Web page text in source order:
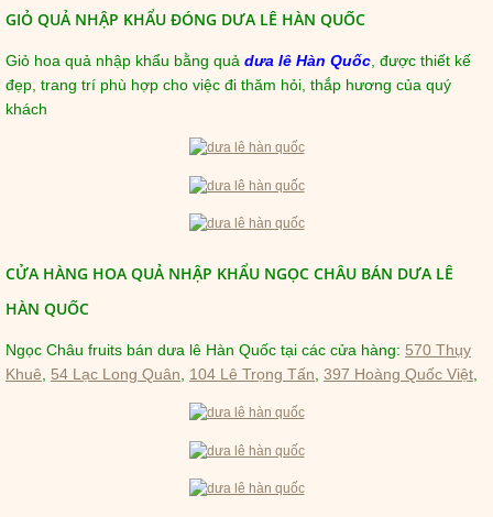
GIỎ QUẢ NHẬP KHẨU ĐÓNG DƯA LÊ HÀN QUỐC
Giỏ hoa quả nhập khẩu bằng quả dưa lê Hàn Quốc , được thiết kế
đẹp, trang trí phù hợp cho việc đi thăm hỏi, thắp hương của quý
khách
CỬA HÀNG HOA QUẢ NHẬP KHẨU NGỌC CHÂU BÁN DƯA LÊ
HÀN QUỐC
Ngọc Châu fruits bán dưa lê Hàn Quốc tại các cửa hàng: 570 Thụy
Khuê
54 Lạc Long Quân 104 Lê Trọng Tấn 397 Hoàng Quốc Việt